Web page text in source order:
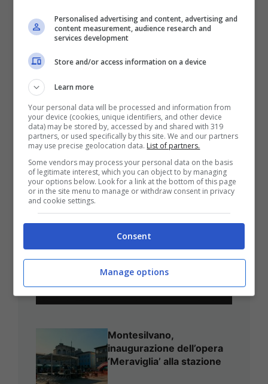
Chiavi Della Città: Messaggio
Del Sindaco
Montesilvano,
inaugurazione dell’opera
‘Meraviglia’ alla stazione
Personalised advertising and content, advertising and
content measurement, audience research and
services development
Store and/or access information on a device
Learn more
Your personal data will be processed and information from
your device (cookies, unique identifiers, and other device
data) may be stored by, accessed by and shared with 319
partners, or used specifically by this site. We and our partners
may use precise geolocation data. List of partners.
Some vendors may process your personal data on the basis
of legitimate interest, which you can object to by managing
your options below. Look for a link at the bottom of this page
or in the site menu to manage or withdraw consent in privacy
and cookie settings.
Consent
Manage options